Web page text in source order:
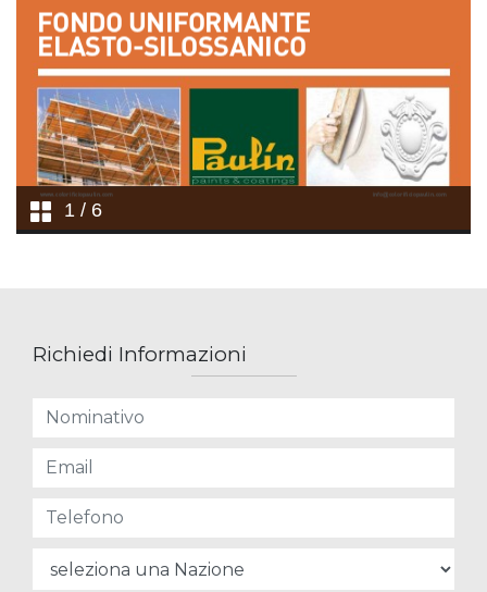
Richiedi Informazioni